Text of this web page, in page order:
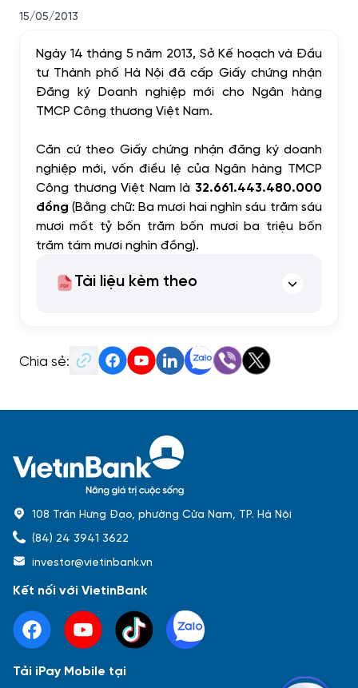
15/05/2013
Ngày 14 tháng 5 năm 2013, Sở Kế hoạch và Đầu
tư Thành phố Hà Nội đã cấp Giấy chứng nhận
Đăng ký Doanh nghiệp mới cho Ngân hàng
TMCP Công thương Việt Nam.
Căn cứ theo Giấy chứng nhận đăng ký doanh
nghiệp mới, vốn điều lệ của Ngân hàng TMCP
Công thương Việt Nam là 32.661.443.480.000
đồng(Bằng chữ: Ba mươi hai nghìn sáu trăm sáu
mươi mốt tỷ bốn trăm bốn mươi ba triệu bốn
trăm tám mươi nghìn đồng).
Tài liệu kèm theo
Chia sẻ:
108 Trần Hưng Đạo, phường Cửa Nam, TP. Hà Nội
(84) 24 3941 3622
investor@vietinbank.vn
Kết nối với VietinBank
Tải iPay Mobile tại